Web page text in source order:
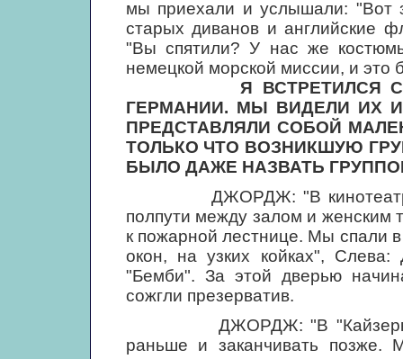
мы приехали и услышали: "Вот
старых диванов и английские
"Вы спятили? У нас же
немецкой морской миссии, и это
Я ВСТРЕТИЛСЯ С
ГЕРМАНИИ. МЫ ВИДЕЛИ ИХ
ПРЕДСТАВЛЯЛИ СОБОЙ
ТОЛЬКО ЧТО ВОЗНИКШУЮ
БЫЛО ДАЖЕ НАЗВАТЬ
ДЖОРДЖ: "В кинотеатре
полпути между залом и женским
к пожарной лестнице. Мы спали
окон, на узких койках",
"Бемби". За этой дверью
сожгли презерватив.
ДЖОРДЖ: "В
раньше и заканчивать позже.